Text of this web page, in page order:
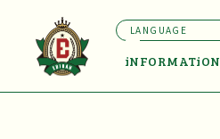
iNFORMATiON
LANGUAGE